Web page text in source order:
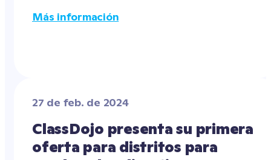
Más información
27 de feb. de 2024
ClassDojo presenta su primera
oferta para distritos para